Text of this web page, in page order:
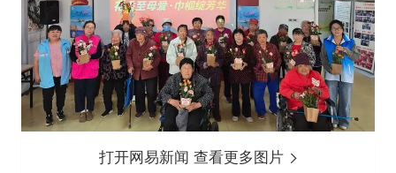
打开网易新闻 查看更多图片